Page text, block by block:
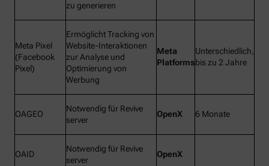
zu generieren
Meta Pixel
(Facebook
Pixel)
Ermöglicht Tracking von
Website-Interaktionen
zur Analyse und
Optimierung von
Werbung
Meta
Platforms
Unterschiedlich,
bis zu 2 Jahre
OAGEO
Notwendig für Revive
server
OpenX 6 Monate
OAID
Notwendig für Revive
server
OpenX